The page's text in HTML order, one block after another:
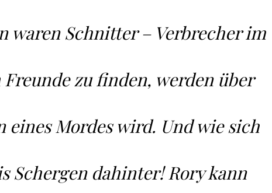
waren Schnitter – Verbrecher im
zu finden, werden über
eines Mordes wird. Und wie sich
Schergen dahinter! Rory kann